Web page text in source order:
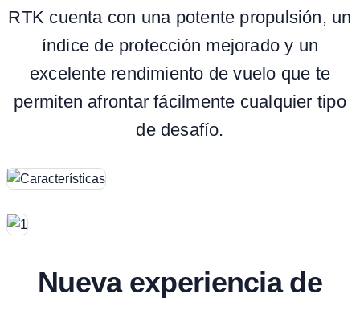
RTK cuenta con una potente propulsión, un
índice de protección mejorado y un
excelente rendimiento de vuelo que te
permiten afrontar fácilmente cualquier tipo
de desafío.
Nueva experiencia de